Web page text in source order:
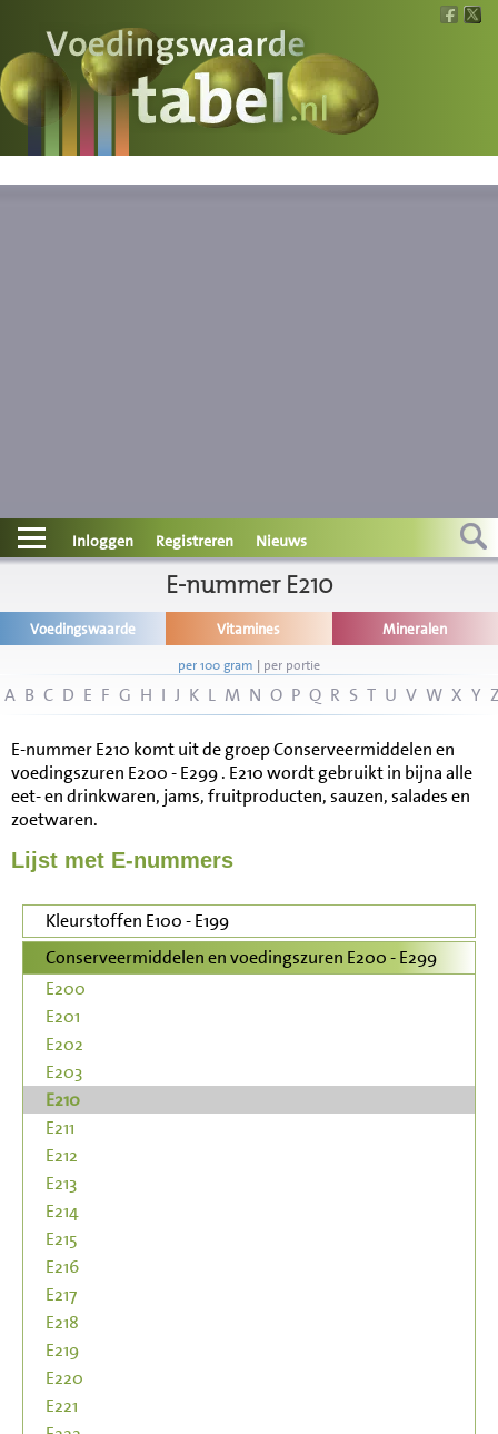
Voedingswaarde
Wat is wat?
Contact
Disclaimer
Inloggen Registreren Nieuws
E-nummer E210
Voedingswaarde Vitamines Mineralen
per 100 gram | per portie
A B C D E F G H I J K L M N O P Q R S T U V W X Y
E-nummer E210 komt uit de groep Conserveermiddelen en
voedingszuren E200 - E299 . E210 wordt gebruikt in bijna alle
eet- en drinkwaren, jams, fruitproducten, sauzen, salades en
zoetwaren.
Lijst met E-nummers
Kleurstoffen E100 - E199
Conserveermiddelen en voedingszuren E200 - E299
E200
E201
E202
E203
E210
E211
E212
E213
E214
E215
E216
E217
E218
E219
E220
E221